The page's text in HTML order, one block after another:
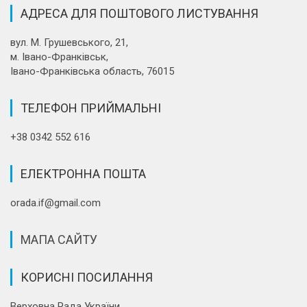
АДРЕСА ДЛЯ ПОШТОВОГО ЛИСТУВАННЯ
вул. М. Грушевського, 21,
м. Івано-Франківськ,
Івано-Франківська область, 76015
ТЕЛЕФОН ПРИЙМАЛЬНІ
+38 0342 552 616
ЕЛЕКТРОННА ПОШТА
orada.if@gmail.com
МАПА САЙТУ
КОРИСНІ ПОСИЛАННЯ